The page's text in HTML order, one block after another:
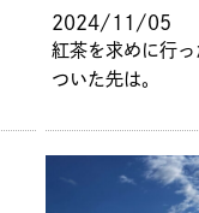
2024/11/05
紅茶を求めに行っ
ついた先は。